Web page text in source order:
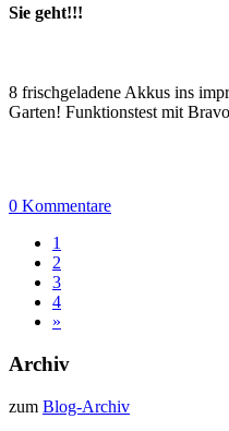
Sie geht!!!
8 frischgeladene Akkus ins
Garten! Funktionstest mit
0 Kommentare
1
2
3
4
»
Archiv
zum Blog-Archiv